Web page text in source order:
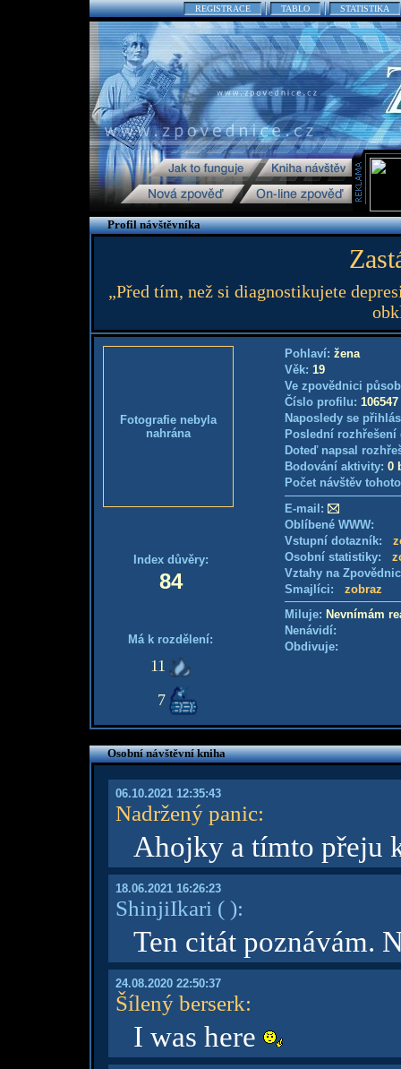
REGISTRACE TABLO STATISTIKA
Profil návštěvníka
„Před tím, než si diagnostikujete
Fotografie nebyla
nahrána
Index důvěry:
84
Má k rozdělení:
11
7
Pohlaví: žena
Věk: 19
Ve zpovědnici
Číslo profilu: 106547
Naposledy se
Poslední
Doteď napsal
Bodování aktivity: 0
Počet návštěv
E-mail:
Oblíbené WWW:
Vstupní dotazník:
Osobní statistiky:
Vztahy na
Smajlíci: zobraz
Miluje: Nevnímám
Nenávidí:
Obdivuje:
Osobní návštěvní kniha
06.10.2021 12:35:43
Nadržený panic:
Ahojky a tímto přeju
18.06.2021 16:26:23
ShinjiIkari ( ):
Ten citát poznávám.
24.08.2020 22:50:37
Šílený berserk:
I was here